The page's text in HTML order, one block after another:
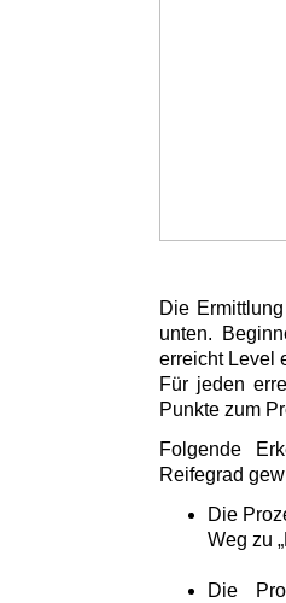
Die
unten.
erreicht Level
Für jeden
Punkte zum
Folgende
Reifegrad
Die
Weg zu
Die